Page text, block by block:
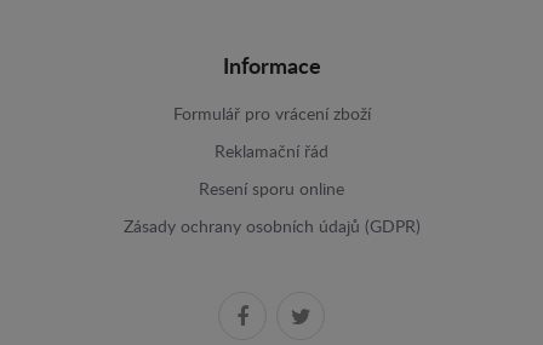
Informace
Formulář pro vrácení zboží
Reklamační řád
Resení sporu online
Zásady ochrany osobních údajů (GDPR)